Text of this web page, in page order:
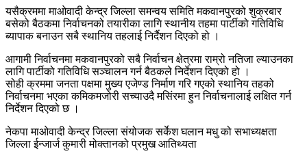
यसैक्रममा माओवादी केन्द्र जिल्ला समन्वय समिति मकवानपुरको शुक्रबार
बसेको बैठकमा निर्वाचनको तयारीका लागि स्थानीय तहमा पार्टीको गतिविधि
ब्यापाक बनाउन सबै स्थानिय तहलाई निर्दैशन दिएको हो ।
आगामी निर्वाचनमा मकवानपुरको सबै निर्वाचन क्षेत्रमा राम्रो नतिजा ल्याउनका
लागि पार्टीको गतिविधि सञ्चालन गर्न बैठकले निर्देशन दिएको हो ।
सोही क्रममा जनता पक्षमा मुख्य एजेण्ड निर्माण गरि गएको स्थानिय तहको
निर्वाचनमा भएका कमिकमजोरी सच्याउदै मसिंरमा हुन निर्वाचनालाई लक्षित गर्न
निर्देशन दिएको छ ।
नेकपा माओवादी केन्द्र जिल्ला संयोजक सर्केश घलान मधु को सभाध्यक्षता
जिल्ला ईन्जार्ज कुमारी मोक्तानको प्रमुख आतिथ्यता